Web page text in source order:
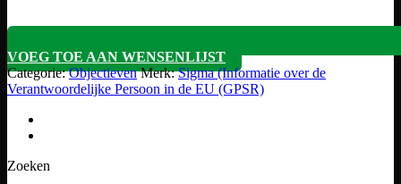
VOEG TOE AAN WENSENLIJST
Categorie:Objectieven Merk:Sigma (Informatie over de
Verantwoordelijke Persoon in de EU (GPSR)
Zoeken